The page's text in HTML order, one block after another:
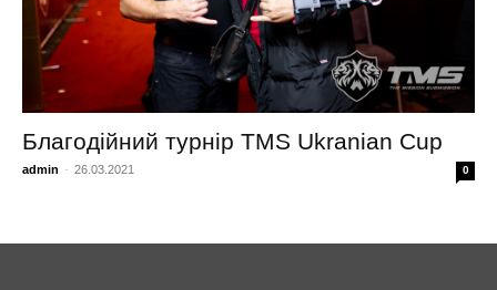
Благодійний турнір TMS Ukranian Cup
admin - 26.03.2021 0